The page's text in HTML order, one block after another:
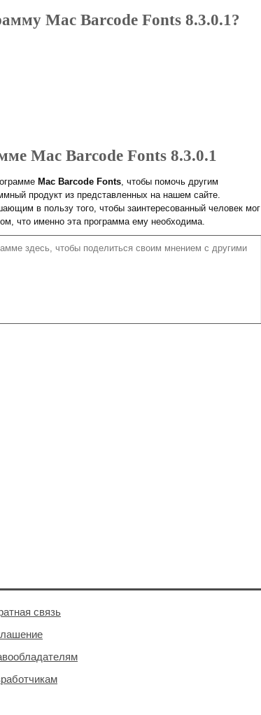
Mac Barcode Fonts 8.3.0.1?
Mac Barcode Fonts 8.3.0.1
Mac Barcode Fonts, чтобы помочь другим
продукт из представленных на нашем сайте.
в пользу того, чтобы заинтересованный человек мог
что именно эта программа ему необходима.
связь